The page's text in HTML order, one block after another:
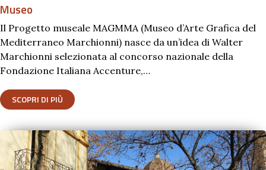
Museo
Il Progetto museale MAGMMA (Museo d’Arte Grafica del
Mediterraneo Marchionni) nasce da un’idea di Walter
Marchionni selezionata al concorso nazionale della
Fondazione Italiana Accenture,…
SCOPRI DI PIÙ